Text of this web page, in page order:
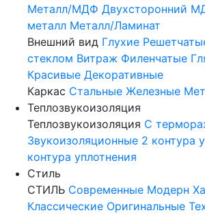
Металл/МДФ Двухсторонний
металл Металл/Ламинат
Внешний вид Глухие
стеклом Витраж Филенчатые
Красивые Декоративные
Каркас Стальные Железные
Теплозвукоизоляция
Теплозвукоизоляция С
Звукоизоляционные 2 контура
контура уплотнения
Стиль
СТИЛЬ Современные Модерн
Классические Оригинальные